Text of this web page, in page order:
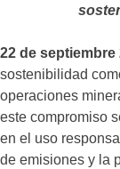
22 de septiembre
sostenibilidad
operaciones
este compromiso
en el uso
de emisiones y la